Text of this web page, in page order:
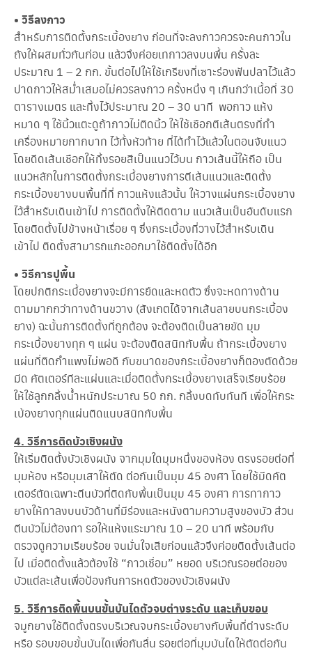
กำ
จั
ด
ค
ร
า
ฝั่
ง
ลึ
ก
ก
ร
เ
บื้
อ
ง
ย
ง
ติ
ด
ต่
อ
ร
า
• วิธีลงกาว
สำหรับการติดตั้งกระเบื้องยาง ก่อนที่จะลงกาวควรจะคนกาวใน
ถังให้ผสมทั่วกันก่อน แล้วจึงค่อยเทกาวลงบนพื้น ครั้งละ
ประมาณ 1 – 2 กก. ขั้นต่อไปให้ใช้เกรียงที่เซาะร่องฟันปลาไว้แล้ว
ปาดกาวให้สม่ำเสมอไม่ควรลงกาว ครั้งหนึ่ง ๆ เกินกว่าเนื้อที่ 30
ตารางเมตร และทิ้งไว้ประมาณ 20 – 30 นาที พอกาว แห้ง
หมาด ๆ ใช้นิ้วแตะดูถ้ากาวไม่ติดนิ้ว ให้ใช้เชือกตีเส้นตรงที่ทำ
เครื่องหมายกากบาท ไว้ทั้งหัวท้าย ที่ได้ทำไว้แล้วในตอนจับแนว
โดยดีดเส้นเชือกให้ทิ้งรอยสีเป็นแนวไว้บน กาวเส้นนี้ให้ถือ เป็น
แนวหลักในการติดตั้งกระเบื้องยางการตีเส้นแนวและติดตั้ง
กระเบื้องยางบนพื้นที่ที่ กาวแห้งแล้วนั้น ให้วางแผ่นกระเบื้องยาง
ไว้สำหรับเดินเข้าไป การติดตั้งให้ติดตาม แนวเส้นเป็นอันดับแรก
โดยติดตั้งไปข้างหน้าเรื่อย ๆ ซึ่งกระเบื้องที่วางไว้สำหรับเดิน
เข้าไป ติดตั้งสามารถแกะออกมาใช้ติดตั้งได้อีก
• วิธีการปูพื้น
โดยปกติกระเบื้องยางจะมีการยืดและหดตัว ซึ่งจะหดทางด้าน
ตามมากกว่าทางด้านขวาง (สังเกตได้จากเส้นลายบนกระเบื้อง
ยาง) ฉะนั้นการติดตั้งที่ถูกต้อง จะต้องติดเป็นลายขัด มุม
กระเบื้องยางทุก ๆ แผ่น จะต้องติดสนิทกับพื้น ถ้ากระเบื้องยาง
แผ่นที่ติดกำแพงไม่พอดี กับขนาดของกระเบื้องยางก็ตองตัดด้วย
มีด คัตเตอร์ทีละแผ่นและเมื่อติดตั้งกระเบื้องยางเสร็จเรียบร้อย
ให้ใช้ลูกกลิ้งน้ำหนักประมาณ 50 กก. กลิ้งบดทับทันที เพื่อให้กระ
เบ้องยางทุกแผ่นติดแนบสนิทกับพื้น
4. วิธีการติดบัวเชิงผนัง
ให้เริ่มติดตั้งบัวเชิงผนัง จากมุมใดมุมหนึ่งของห้อง ตรงรอยต่อที่
มุมห้อง หรือมุมเสาให้ตัด ต่อกันเป็นมุม 45 องศา โดยใช้มีดคัต
เตอร์ตัดเฉพาะตีนบัวที่ติดกับพื้นเป็นมุม 45 องศา การทากาว
ยางให้ทาลงบนบัวด้านที่มีร่องและหนังตามความสูงของบัว ส่วน
ตีนบัวไม่ต้องทา รอให้แห้งแระมาณ 10 – 20 นาที พร้อมกับ
ตรวจดูความเรียบร้อย จนมั่นใจเสียก่อนแล้วจึงค่อยติดตั้งเส้นต่อ
ไป เมื่อติดตั้งแล้วต้องใช้ “กาวเชื่อม” หยอด บริเวณรอยต่อของ
บัวแต่ละเส้นเพื่อป้องกันการหดตัวของบัวเชิงผนัง
5. วิธีการติดพื้นบนขั้นบันไดตัวจบต่างระดับ และเก็บขอบ
จมูกยางใช้ติดตั้งตรงบริเวณจบกระเบื้องยางกับพื้นที่ต่างระดับ
หรือ รอบขอบขั้นบันไดเพื่อกันลื่น รอยต่อที่มุมบันไดให้ตัดต่อกัน